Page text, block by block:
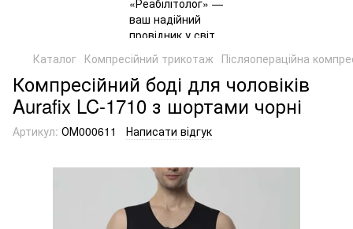
Каталог Компресійний трикотаж Післяопераційна
Компресійний боді для чоловіків
Aurafix LC-1710 з шортами чорні
Артикул: ОМ000611 Написати відгук